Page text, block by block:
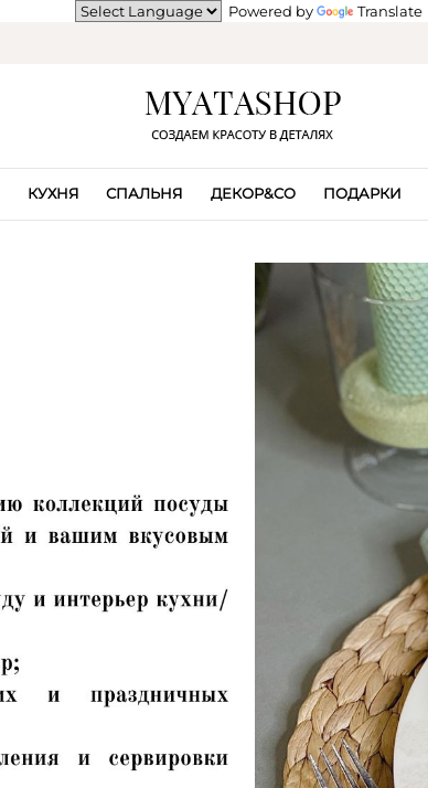
Powered by
Translate
КУХНЯ СПАЛЬНЯ ДЕКОР&CO ПОДАРКИ